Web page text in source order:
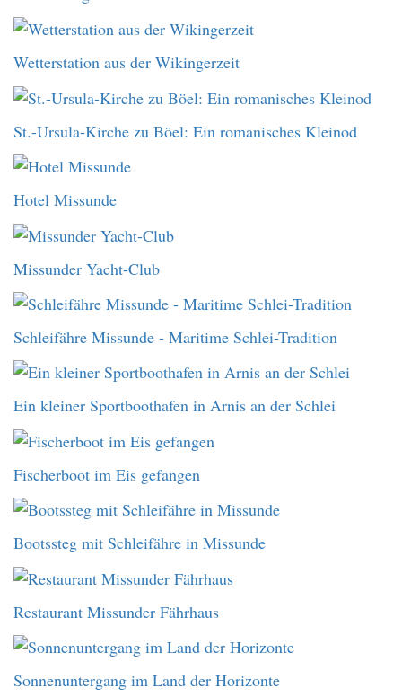
Wetterstation aus der Wikingerzeit
St.-Ursula-Kirche zu Böel: Ein romanisches Kleinod
Hotel Missunde
Missunder Yacht-Club
Schleifähre Missunde - Maritime Schlei-Tradition
Ein kleiner Sportboothafen in Arnis an der Schlei
Fischerboot im Eis gefangen
Bootssteg mit Schleifähre in Missunde
Restaurant Missunder Fährhaus
Sonnenuntergang im Land der Horizonte